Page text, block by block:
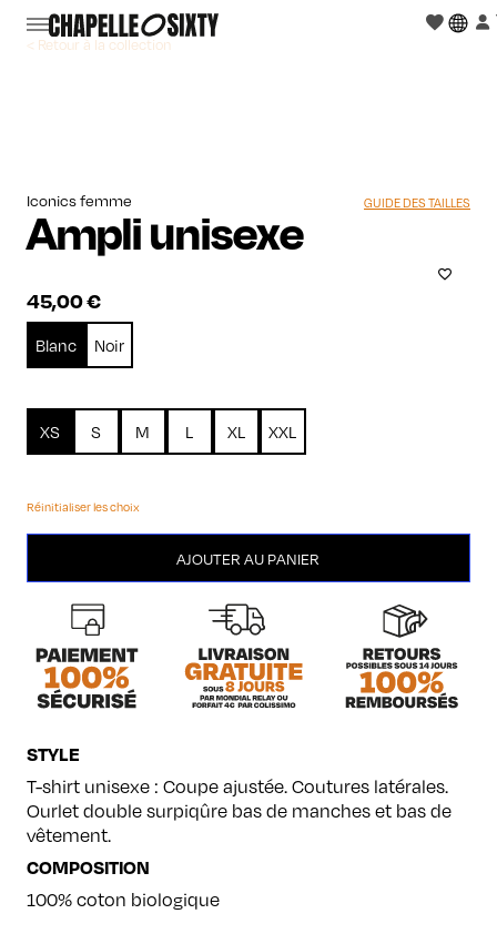
< Retour à la collection
Iconics femme
Ampli unisexe
45,00€
GUIDE DES TAILLES
Blanc Noir
XS S M L XL XXL
Réinitialiser les choix
unisexe
AJOUTER AU PANIER
STYLE
T-shirt unisexe : Coupe ajustée. Coutures latérales.
Ourlet double surpiqûre bas de manches et bas de
vêtement.
COMPOSITION
100% coton biologique